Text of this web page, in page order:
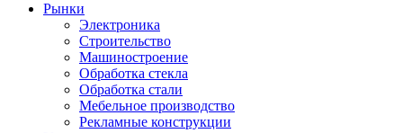
Рынки
Электроника
Строительство
Машиностроение
Обработка стекла
Обработка стали
Мебельное производство
Рекламные конструкции